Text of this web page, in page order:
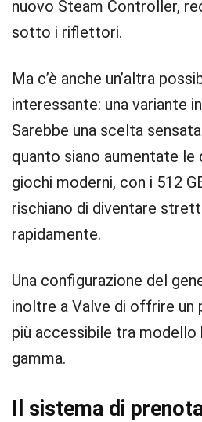
nuovo Steam Controller,
sotto i riflettori.
Ma c’è anche un’altra
interessante: una variante
Sarebbe una scelta
quanto siano aumentate le
giochi moderni, con i 512
rischiano di diventare
rapidamente.
Una configurazione del
inoltre a Valve di offrire un
più accessibile tra modello
gamma.
Il sistema di